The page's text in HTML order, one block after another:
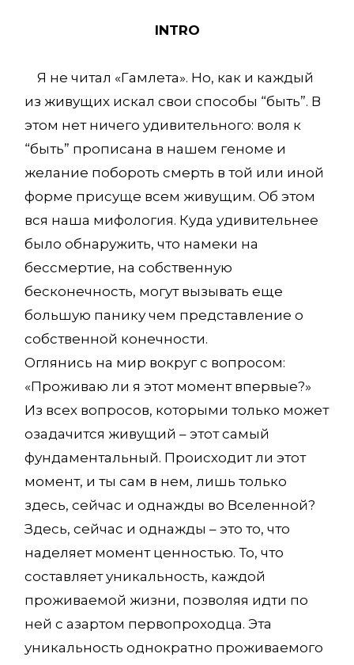
INTRO
Я не читал «Гамлета». Но, как и каждый
из живущих искал свои способы “быть”. В
этом нет ничего удивительного: воля к
“быть” прописана в нашем геноме и
желание побороть смерть в той или иной
форме присуще всем живущим. Об этом
вся наша мифология. Куда удивительнее
было обнаружить, что намеки на
бессмертие, на собственную
бесконечность, могут вызывать еще
большую панику чем представление о
собственной конечности.
Оглянись на мир вокруг с вопросом:
«Проживаю ли я этот момент впервые?»
Из всех вопросов, которыми только может
озадачится живущий – этот самый
фундаментальный. Происходит ли этот
момент, и ты сам в нем, лишь только
здесь, сейчас и однажды во Вселенной?
Здесь, сейчас и однажды – это то, что
наделяет момент ценностью. То, что
составляет уникальность, каждой
проживаемой жизни, позволяя идти по
ней с азартом первопроходца. Эта
уникальность однократно проживаемого